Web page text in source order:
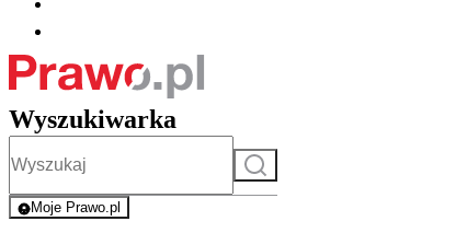
Wyszukiwarka
Szukaj
Moje Prawo.pl
- rejestracja i logowanie do serwisu